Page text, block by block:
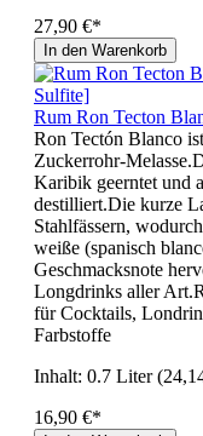
27,90 €*
In den Warenkorb
Rum Ron Tecton
Ron Tectón Blanco
Zuckerrohr-
Karibik geerntet und
destilliert.Die kurze
Stahlfässern,
weiße (spanisch
Geschmacksnote
Longdrinks aller
für Cocktails,
Farbstoffe
Inhalt: 0.7 Liter
16,90 €*